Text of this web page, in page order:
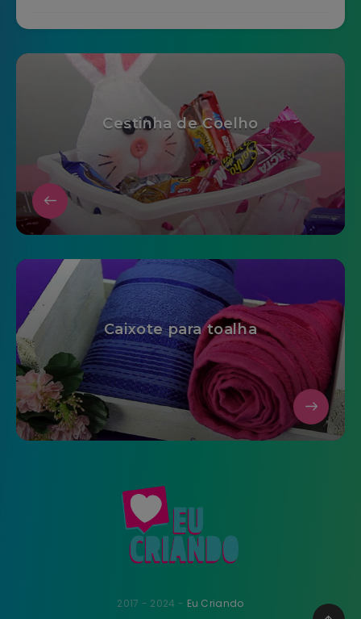
Cestinha de Coelho
Caixote para toalha
2017 - 2024 - Eu Criando